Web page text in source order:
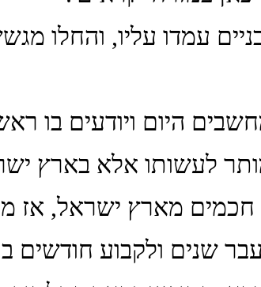
עמדו עליו, והחלו
היום ויודעים בו
לעשותו אלא בארץ
מארץ ישראל, אז
שנים ולקבוע חודשים